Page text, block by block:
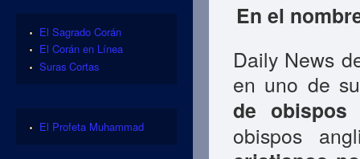
En el
Daily News
en uno de
de obispos
obispos
El Sagrado Corán
El Corán en Línea
Suras Cortas
El Profeta Muhammad